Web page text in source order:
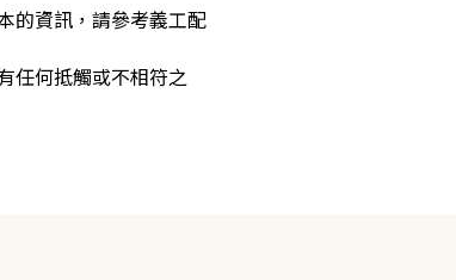
的資訊，請參考義工配
任何抵觸或不相符之